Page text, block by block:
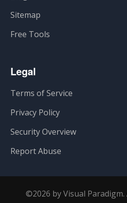
Sitemap
Free Tools
Legal
Terms of Service
Privacy Policy
Security Overview
Report Abuse
©2026 by Visual